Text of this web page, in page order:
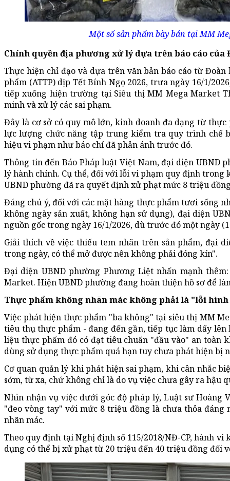
Một số sản phẩm bày bán tại MM
Chính quyền địa phương xử lý dựa trên báo cáo của
Thực hiện chỉ đạo và dựa trên văn bản báo cáo từ
phẩm (ATTP) dịp Tết Bính Ngọ 2026, trưa ngày 16/1/
tiếp xuống hiện trường tại Siêu thị MM Mega Market
minh và xử lý các sai phạm.
Đây là cơ sở có quy mô lớn, kinh doanh đa dạng từ
lực lượng chức năng tập trung kiểm tra quy trình chế
hiệu vi phạm như báo chí đã phản ánh trước đó.
Thông tin đến Báo Pháp luật Việt Nam, đại diện
lý hành chính. Cụ thể, đối với lỗi vi phạm quy định
UBND phường đã ra quyết định xử phạt mức 8 triệu
Đáng chú ý, đối với các mặt hàng thực phẩm tươi sống
không ngày sản xuất, không hạn sử dụng), đại diện
nguồn gốc trong ngày 16/1/2026, dù trước đó một ngày
Giải thích về việc thiếu tem nhãn trên sản phẩm, đại
trong ngày, có thể mở được nên không phải đóng kín".
Đại diện UBND phường Phương Liệt nhấn mạnh
Market. Hiện UBND phường đang hoàn thiện hồ sơ để
Thực phẩm không nhãn mác không phải là "lỗi
Việc phát hiện thực phẩm "ba không" tại siêu thị MM
tiêu thụ thực phẩm - đang đến gần, tiếp tục làm dấy
liệu thực phẩm đó có đạt tiêu chuẩn "đầu vào" an toàn
dùng sử dụng thực phẩm quá hạn tuy chưa phát hiện bị
Cơ quan quản lý khi phát hiện sai phạm, khi cân nhắc
sớm, từ xa, chứ không chỉ là do vụ việc chưa gây ra hậu
Nhìn nhận vụ việc dưới góc độ pháp lý, Luật sư Hoàng
"đeo vòng tay" với mức 8 triệu đồng là chưa thỏa
nhãn mác.
Theo quy định tại Nghị định số 115/2018/NĐ-CP, hành
dụng có thể bị xử phạt từ 20 triệu đến 40 triệu đồng đối